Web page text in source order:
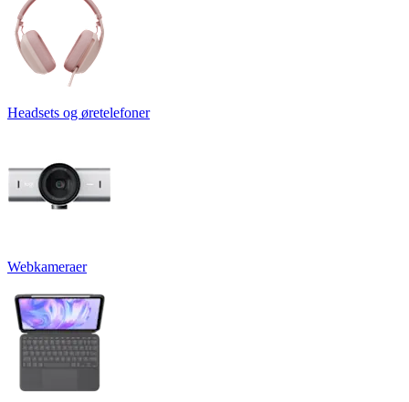
Headsets og øretelefoner
Webkameraer